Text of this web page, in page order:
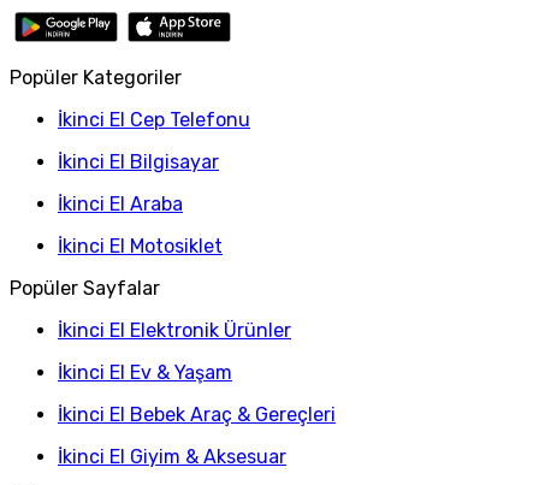
Popüler Kategoriler
İkinci El Cep Telefonu
İkinci El Bilgisayar
İkinci El Araba
İkinci El Motosiklet
Popüler Sayfalar
İkinci El Elektronik Ürünler
İkinci El Ev & Yaşam
İkinci El Bebek Araç & Gereçleri
İkinci El Giyim & Aksesuar